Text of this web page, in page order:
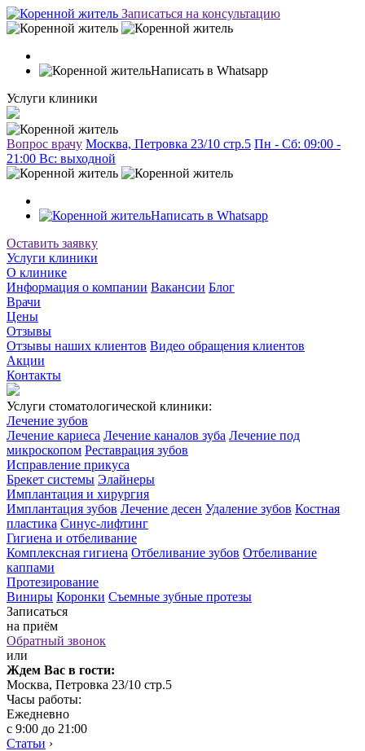
Записаться на консультацию
Написать в Whatsapp
Услуги клиники
Вопрос врачу Москва, Петровка 23/10 стр.5 Пн - Сб: 09:00 -
21:00 Вc: выходной
Написать в Whatsapp
Оставить заявку
Услуги клиники
О клинике
Информация о компании Вакансии Блог
Врачи
Цены
Отзывы
Отзывы наших клиентов Видео обращения клиентов
Акции
Контакты
Услуги стоматологической клиники:
Лечение зубов
Лечение кариеса Лечение каналов зуба Лечение под
микроскопом Реставрация зубов
Исправление прикуса
Брекет системы Элайнеры
Имплантация и хирургия
Имплантация зубов Лечение десен Удаление зубов Костная
пластика Синус-лифтинг
Гигиена и отбеливание
Комплексная гигиена Отбеливание зубов Отбеливание
каппами
Протезирование
Виниры Коронки Съемные зубные протезы
Записаться
на приём
Обратный звонок
или
Ждем Вас в гости:
Москва, Петровка 23/10 стр.5
Часы работы:
Ежедневно
с 9:00 до 21:00
Статьи ›